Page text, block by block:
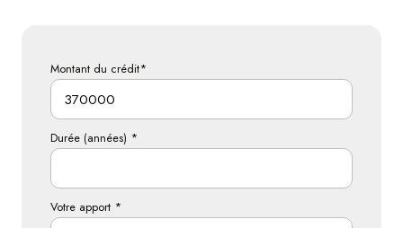
Montant du crédit*
Durée (années) *
Votre apport *